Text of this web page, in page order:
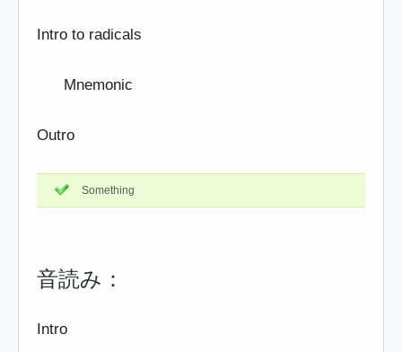
Intro to radicals
Mnemonic
Outro
Something
音読み：
Intro